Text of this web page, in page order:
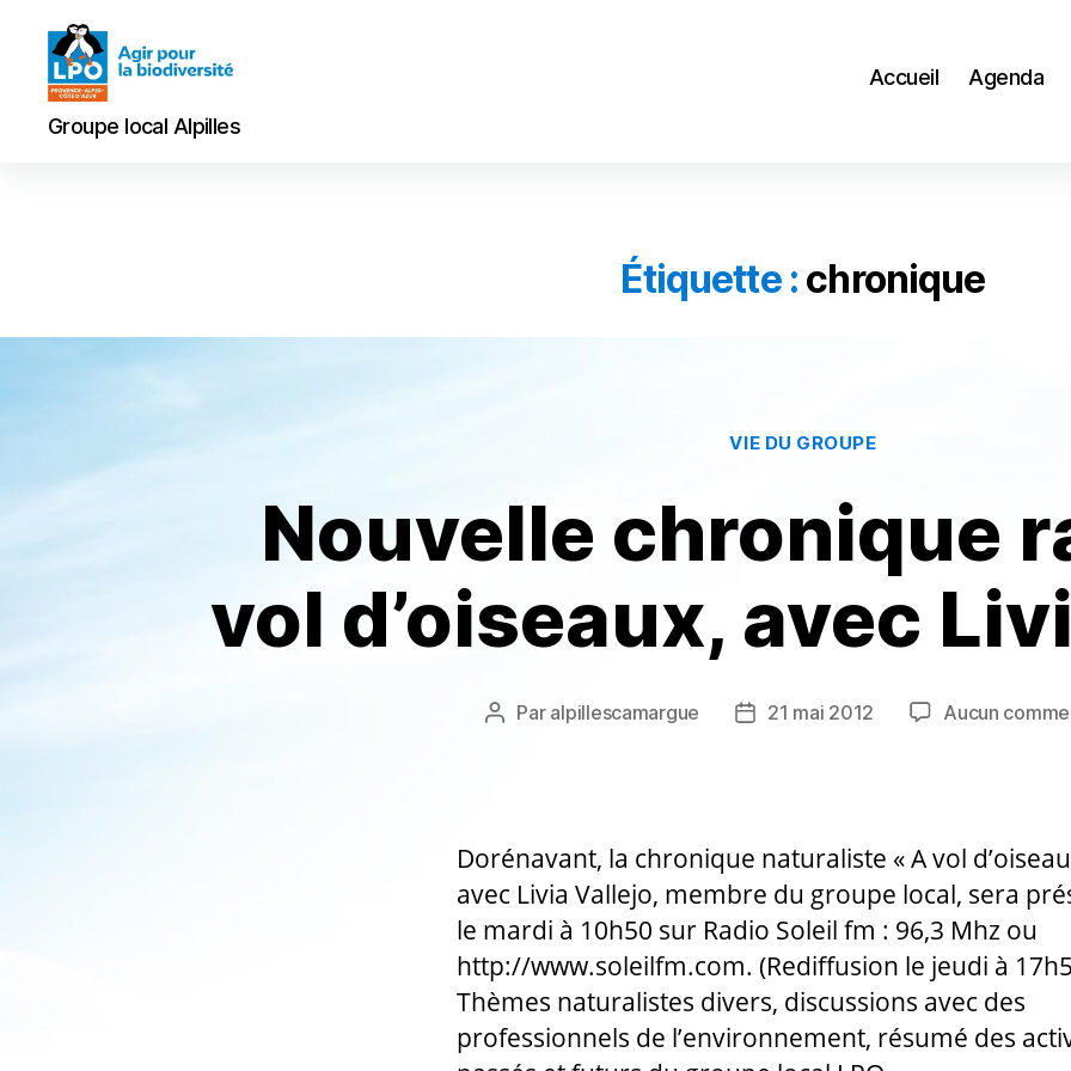
Groupe
local
Groupe local Alpilles
Accueil Agenda
Étiquette : chronique
Catégories
VIE DU GROUPE
Nouvelle chronique
vol d’oiseaux, avec
Auteur
Par alpillescamargue
Date21 mai 2012 Aucun
Dorénavant, la chronique naturaliste « A vol
avec Livia Vallejo, membre du groupe local, sera
le mardi à 10h50 sur Radio Soleil fm : 96,3 Mhz ou
http://www.soleilfm.com. (Rediffusion le jeudi à
Thèmes naturalistes divers, discussions avec des
professionnels de l’environnement, résumé des